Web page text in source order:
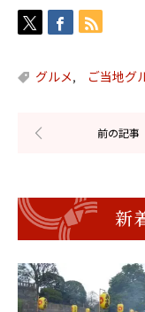
グルメ, ご当地グ
新